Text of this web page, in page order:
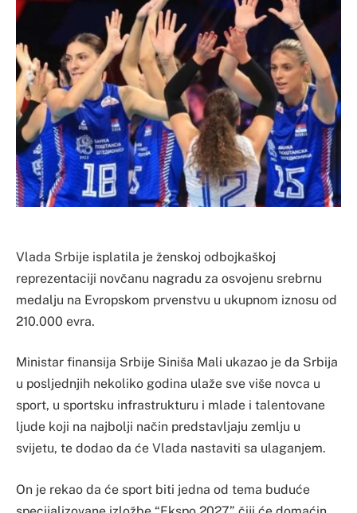
Vlada Srbije isplatila je ženskoj odbojkaškoj
reprezentaciji novčanu nagradu za osvojenu srebrnu
medalju na Evropskom prvenstvu u ukupnom iznosu od
210.000 evra.
Ministar finansija Srbije Siniša Mali ukazao je da Srbija
u posljednjih nekoliko godina ulaže sve više novca u
sport, u sportsku infrastrukturu i mlade i talentovane
ljude koji na najbolji način predstavljaju zemlju u
svijetu, te dodao da će Vlada nastaviti sa ulaganjem.
On je rekao da će sport biti jedna od tema buduće